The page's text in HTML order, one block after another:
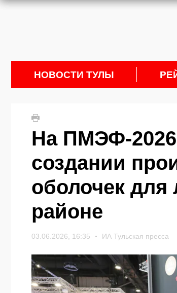
НОВОСТИ ТУЛЫ
На ПМЭФ-2026
создании
оболочек для
районе
03.06.2026, 16:35 ИА Тульская пресса